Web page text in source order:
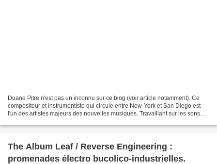
Duane Pitre n'est pas un inconnu sur ce blog (voir article notamment). Ce
compositeur et instrumentiste qui circule entre New-York et San Diego est
l'un des artistes majeurs des nouvelles musiques. Travaillant sur les sons
The Album Leaf / Reverse Engineering :
promenades électro bucolico-industrielles.